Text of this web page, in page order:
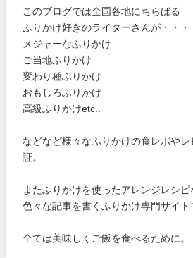
このブログでは全国各地にちらばる
ふりかけ好きのライターさんが・・・
メジャーなふりかけ
ご当地ふりかけ
変わり種ふりかけ
おもしろふりかけ
高級ふりかけetc..
などなど様々なふりかけの食レポや
証。
またふりかけを使ったアレンジレシ
色々な記事を書くふりかけ専門サイト
全ては美味しくご飯を食べるために。